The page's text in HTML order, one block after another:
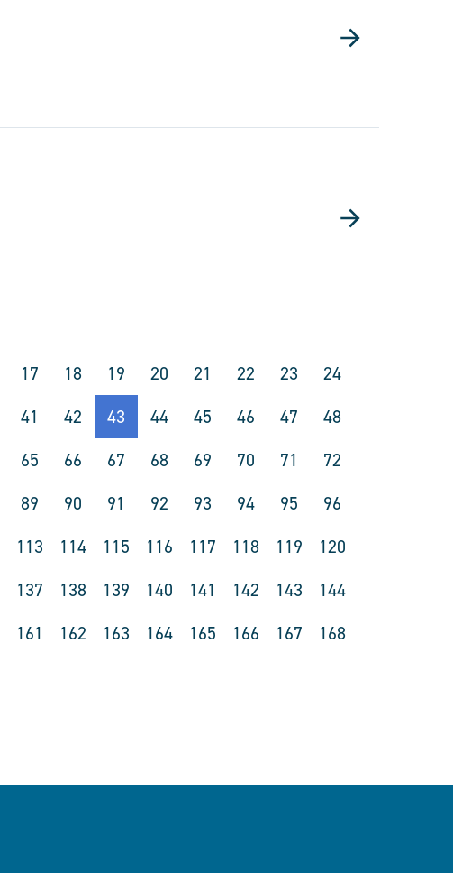
17 18 19 20 21 22 23
24
41 42 43 44 45 46 47
48
65 66 67 68 69 70 71
72
89 90 91 92 93 94 95
96
113 114 115 116 117 118 119
120
137 138 139 140 141 142 143
144
161 162 163 164 165 166 167
168